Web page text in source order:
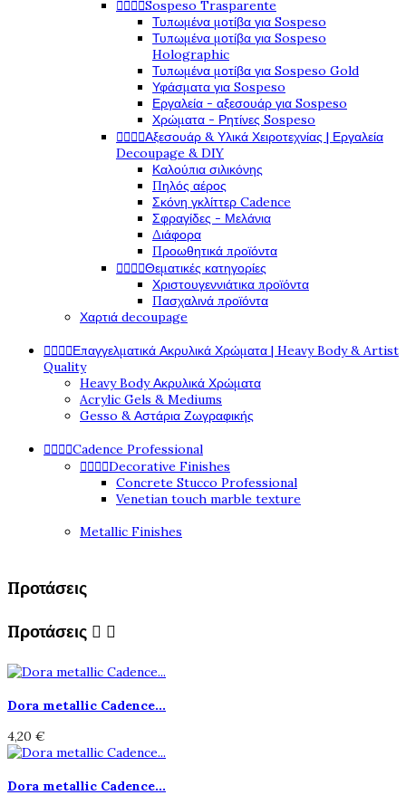
Sospeso Trasparente
Τυπωμένα μοτίβα για Sospeso
Τυπωμένα μοτίβα για Sospeso
Holographic
Τυπωμένα μοτίβα για Sospeso Gold
Υφάσματα για Sospeso
Εργαλεία - αξεσουάρ για Sospeso
Χρώματα - Ρητίνες Sospeso
Αξεσουάρ & Υλικά Χειροτεχνίας | Εργαλεία
Decoupage & DIY
Καλούπια σιλικόνης
Πηλός αέρος
Σκόνη γκλίττερ Cadence
Σφραγίδες - Μελάνια
Διάφορα
Προωθητικά προϊόντα
Θεματικές κατηγορίες
Χριστουγεννιάτικα προϊόντα
Πασχαλινά προϊόντα
Χαρτιά decoupage
Επαγγελματικά Ακρυλικά Χρώματα | Heavy Body & Artist
Quality
Heavy Body Ακρυλικά Χρώματα
Acrylic Gels & Mediums
Gesso & Αστάρια Ζωγραφικής
Cadence Professional
Decorative Finishes
Concrete Stucco Professional
Venetian touch marble texture
Metallic Finishes
Προτάσεις
Προτάσεις  
Dora metallic Cadence...
4,20 €
Dora metallic Cadence...